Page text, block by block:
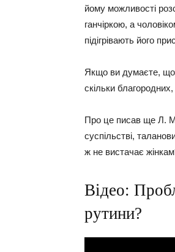
йому можливості
ганчіркою, а
підігрівають його
Якщо ви думаєте, що
скільки
Про це писав ще Л.
суспільстві,
ж не вистачає
Відео:
рутини?